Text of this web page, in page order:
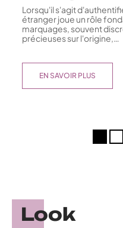
Lorsqu'il s'agit
étranger joue un rôle
marquages, souvent
précieuses sur l'origine,…
EN SAVOIR PLUS
Look